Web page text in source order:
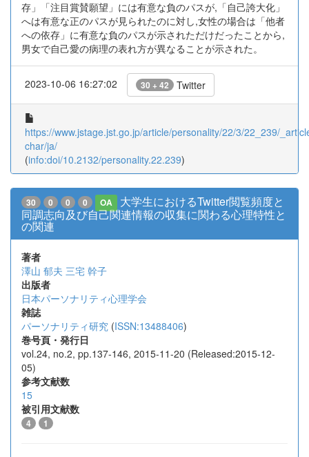
存」「注目賞賛願望」には有意な負のパスが,「自己誇大化」
へは有意な正のパスが見られたのに対し,女性の場合は「他者
への依存」に有意な負のパスが示されただけだったことから,
男女で自己愛の病理の表れ方が異なることが示された。
2023-10-06 16:27:02 30 + 42 Twitter
https://www.jstage.jst.go.jp/article/personality/22/3/22_239/
char/ja/
(info:doi/10.2132/personality.22.239)
30 0 0 0 OA
大学生におけるTwitter閲覧頻度と
同調志向及び自己関連情報の収集に関わる心理特性と
の関連
著者
澤山 郁夫 三宅 幹子
出版者
日本パーソナリティ心理学会
雑誌
パーソナリティ研究 (ISSN:13488406)
巻号頁・発行日
vol.24, no.2, pp.137-146, 2015-11-20 (Released:2015-12-
05)
参考文献数
15
被引用文献数
4 1